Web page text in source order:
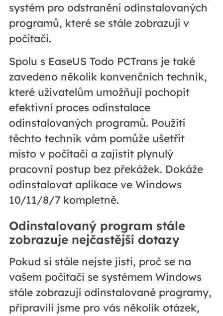
systém pro odstranění odinstalovaných
programů, které se stále zobrazují v
počítači.
Spolu s EaseUS Todo PCTrans je také
zavedeno několik konvenčních technik,
které uživatelům umožňují pochopit
efektivní proces odinstalace
odinstalovaných programů. Použití
těchto technik vám pomůže ušetřit
místo v počítači a zajistit plynulý
pracovní postup bez překážek. Dokáže
odinstalovat aplikace ve Windows
10/11/8/7 kompletně.
Odinstalovaný program stále
zobrazuje nejčastější dotazy
Pokud si stále nejste jisti, proč se na
vašem počítači se systémem Windows
stále zobrazují odinstalované programy,
připravili jsme pro vás několik otázek,